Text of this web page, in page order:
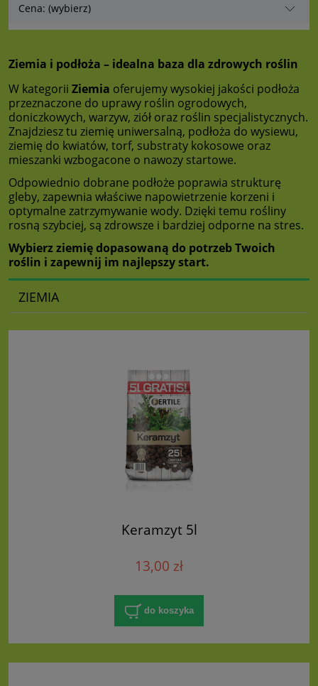
Cena: (wybierz)
Ziemia i podłoża – idealna baza dla zdrowych roślin
W kategorii Ziemia oferujemy wysokiej jakości podłoża
przeznaczone do uprawy roślin ogrodowych,
doniczkowych, warzyw, ziół oraz roślin specjalistycznych.
Znajdziesz tu ziemię uniwersalną, podłoża do wysiewu,
ziemię do kwiatów, torf, substraty kokosowe oraz
mieszanki wzbogacone o nawozy startowe.
Odpowiednio dobrane podłoże poprawia strukturę
gleby, zapewnia właściwe napowietrzenie korzeni i
optymalne zatrzymywanie wody. Dzięki temu rośliny
rosną szybciej, są zdrowsze i bardziej odporne na stres.
Wybierz ziemię dopasowaną do potrzeb Twoich
roślin i zapewnij im najlepszy start.
ZIEMIA
Keramzyt 5l
13,00 zł
do koszyka